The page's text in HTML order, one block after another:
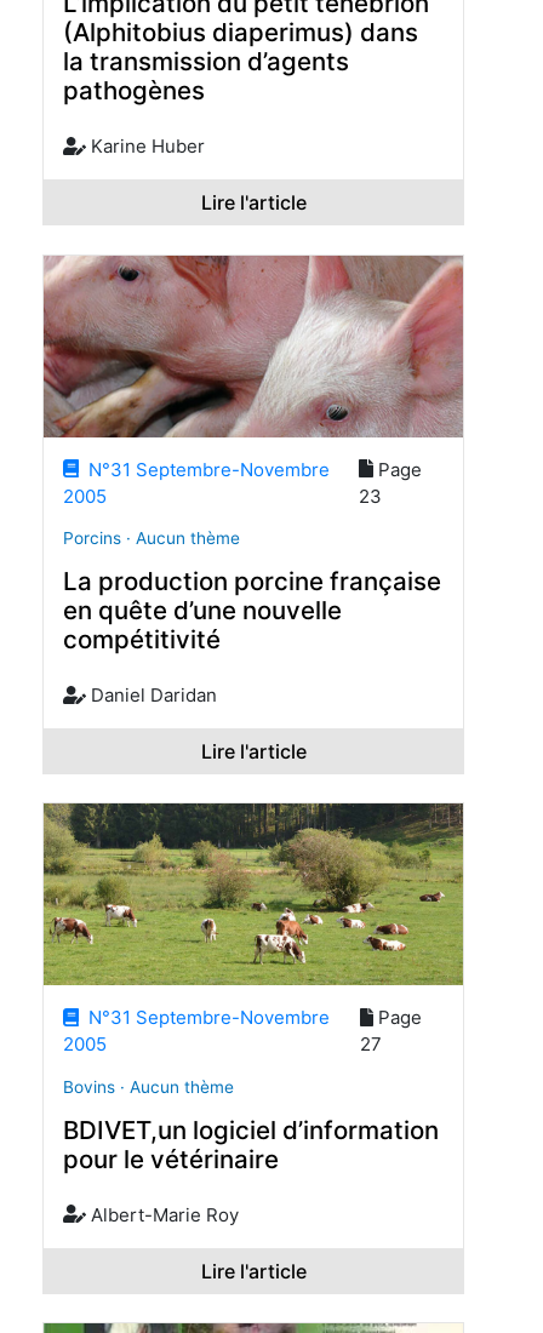
(Alphitobius diaperimus) dans
la transmission d’agents
pathogènes
Karine Huber
Lire l'article
N°31 Septembre-Novembre
2005
Page
23
Porcins · Aucun thème
La production porcine française
en quête d’une nouvelle
compétitivité
Daniel Daridan
Lire l'article
N°31 Septembre-Novembre
2005
Page
27
Bovins · Aucun thème
BDIVET,un logiciel d’information
pour le vétérinaire
Albert-Marie Roy
Lire l'article